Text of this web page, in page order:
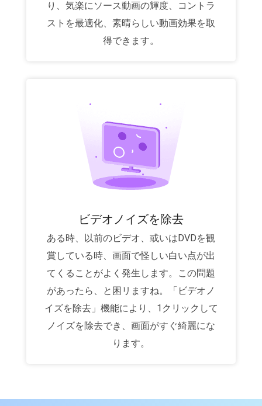
り、気楽にソース動画の輝度、コントラ
ストを最適化、素晴らしい動画効果を取
得できます。
ビデオノイズを除去
ある時、以前のビデオ、或いはDVDを観
賞している時、画面で怪しい白い点が出
てくることがよく発生します。この問題
があったら、と困リますね。「ビデオノ
イズを除去」機能により、1クリックして
ノイズを除去でき、画面がすぐ綺麗にな
ります。